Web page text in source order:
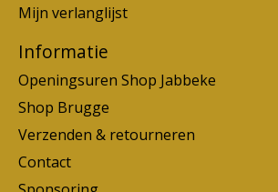
Mijn verlanglijst
Informatie
Openingsuren Shop Jabbeke
Shop Brugge
Verzenden & retourneren
Contact